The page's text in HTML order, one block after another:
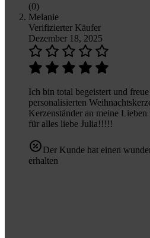
(0)
Melanie
Verifizierter Käufer
Dezember 18, 2025
Ich bin total begeistert und
personalisierten
Kerzenständer an meine
für alles liebe Julia!!!!!
Der Kunde hat einen
erhalten